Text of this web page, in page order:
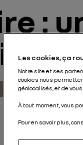
:
Actualités du Groupe
Les cookies, ça
Notre site et ses
cookies nous
géolocalisés, et de
À tout moment, vous
Pour en savoir plus,